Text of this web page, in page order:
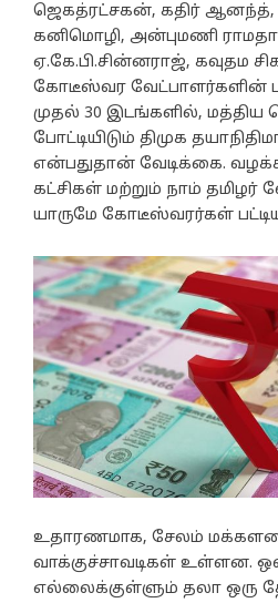
ஜெகத்ரட்சகன், கதிர் ஆனந்த்,
கனிமொழி, அன்புமணி
ஏ.கே.பி.சின்னராஜ், கவுதம
கோடீஸ்வர வேட்பாளர்களின்
முதல் 30 இடங்களில்,
போட்டியிடும் திமுக
என்பதுதான் வேடிக்கை.
கட்சிகள் மற்றும் நாம் தமிழர்
யாருமே கோடீஸ்வரர்கள்
உதாரணமாக, சேலம்
வாக்குச்சாவடிகள் உள்ளன.
எல்லைக்குள்ளும் தலா ஒரு